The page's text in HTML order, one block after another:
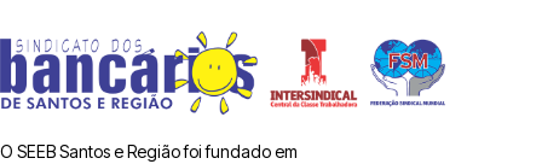
O SEEB Santos e Região foi fundado em